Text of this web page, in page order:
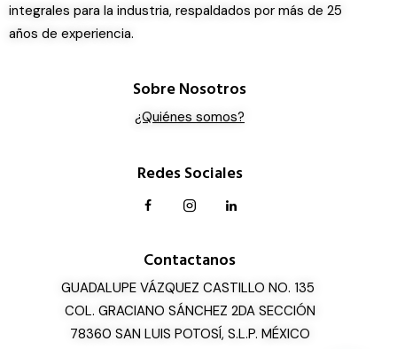
integrales para la industria, respaldados por más de 25
años de experiencia.
Sobre Nosotros
¿Quiénes somos?
Redes Sociales
Contactanos
GUADALUPE VÁZQUEZ CASTILLO NO. 135
COL. GRACIANO SÁNCHEZ 2DA SECCIÓN
78360 SAN LUIS POTOSÍ, S.L.P. MÉXICO